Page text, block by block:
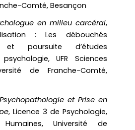
Comté, Besançon
en milieu carcéral,
: Les débouchés
et poursuite d’études
UFR Sciences
de Franche-Comté,
et Prise en
, Licence 3 de Psychologie,
Humaines, Université de